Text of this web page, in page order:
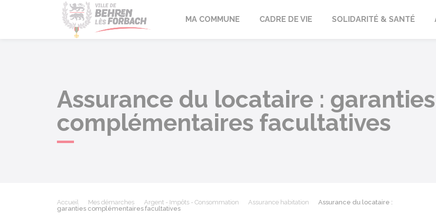
Behren-lès-Forbach
MA COMMUNE CADRE DE VIE SOLIDARITÉ & SANTÉ
Assurance du locataire : garanties
complémentaires facultatives
Accueil Mes démarches Argent - Impôts - Consommation Assurance habitation
Assurance du locataire :
garanties complémentaires facultatives